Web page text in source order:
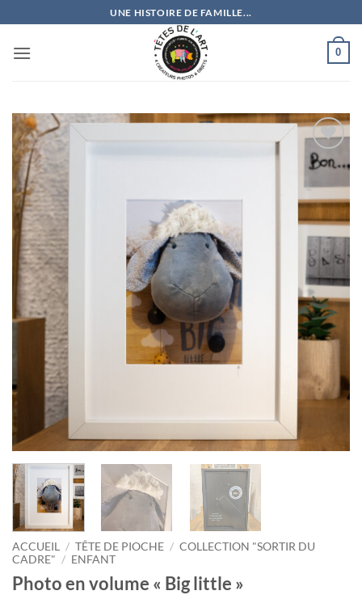
au
contenu
UNE HISTOIRE DE FAMILLE...
0
Ajouter
ACCUEIL / TÊTE DE PIOCHE / COLLECTION "SORTIR DU
CADRE" / ENFANT
Photo en volume « Big little »